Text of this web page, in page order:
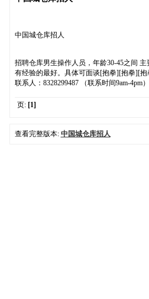
中国城仓库招人
招聘仓库男生操作人员，年龄30-45之间
有经验的最好。具体可面谈[抱拳][抱拳][抱
联系人：8328299487 （联系时间9am-4pm）
页: [1]
查看完整版本: 中国城仓库招人